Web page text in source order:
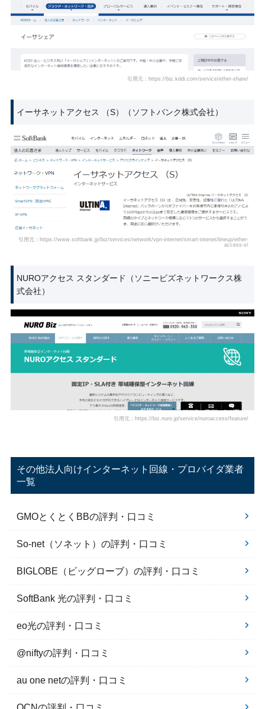
引用元：https://biz.kddi.com/service/ether-share/
イーサネットアクセス （S）（ソフトバンク株式会社）
引用元：https://www.softbank.jp/biz/services/network/vpn-internet/smart-intenet/lineup/ether-
access-s/
NUROアクセス スタンダード（ソニービズネットワークス株
式会社）
引用元：https://biz.nuro.jp/service/nuroaccess/feature/
その他法人向けインターネット回線・プロバイダ業者
一覧
GMOとくとくBBの評判・口コミ
So-net（ソネット）の評判・口コミ
BIGLOBE（ビッグローブ）の評判・口コミ
SoftBank 光の評判・口コミ
eo光の評判・口コミ
@niftyの評判・口コミ
au one netの評判・口コミ